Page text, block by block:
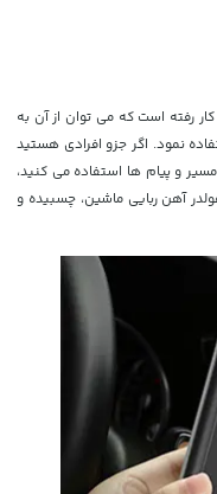
رفته است که می توان از آن به
نمود. اگر جزو افرادی هستید
و پیام ها استفاده می کنید،
آهن ربایی ماشین، چسبیده و